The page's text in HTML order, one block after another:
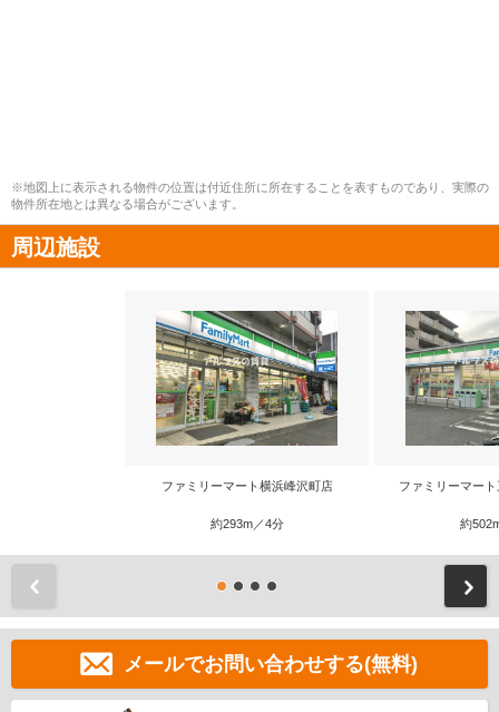
※地図上に表示される物件の位置は付近住所に所在することを表すものであり、実際の
物件所在地とは異なる場合がございます。
周辺施設
ファミリーマート横浜峰沢町店
約293m／4分
ファミリーマー
約
メールでお問い合わせする(無料)